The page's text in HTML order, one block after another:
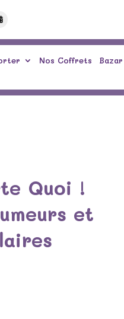
Nos Coffrets
Bazar
Quoi !
et